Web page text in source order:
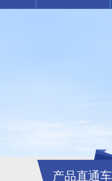
产品直通车